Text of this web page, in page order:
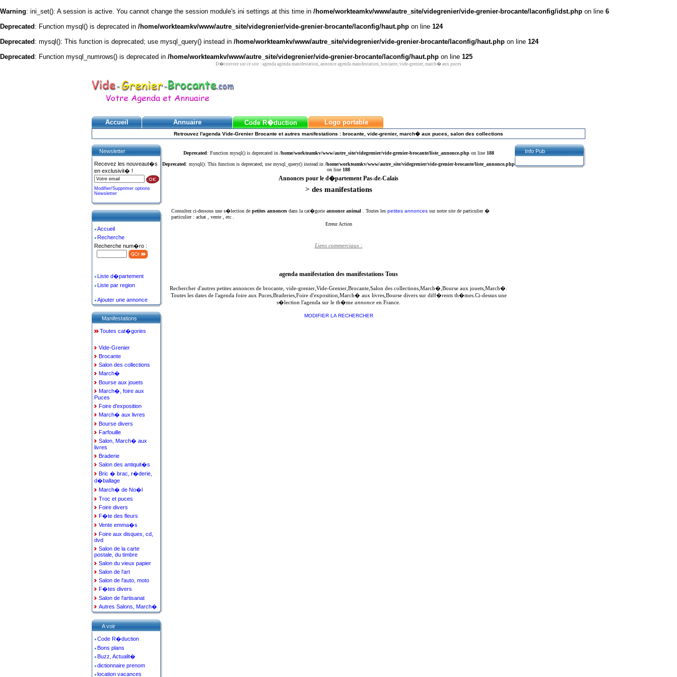
Warning: ini_set(): A session is active. You cannot change the session module's ini settings at this time in /home/workteamkv/www/autre_site/videgrenier/vide-grenier-brocante/laconfig/idst.php on line 6
Deprecated : Function mysql() is deprecated in /home/workteamkv/www/autre_site/videgrenier/vide-grenier-brocante/laconfig/haut.php on line 124
Deprecated : mysql(): This function is deprecated; use mysql_query() instead in /home/workteamkv/www/autre_site/videgrenier/vide-grenier-brocante/laconfig/haut.php on line 124
Deprecated : Function mysql_numrows() is deprecated in /home/workteamkv/www/autre_site/videgrenier/vide-grenier-brocante/laconfig/haut.php on line 125
D�couvrez sur ce site : agenda agenda manifestation, annonce agenda manifestation, brocante, vide-grenier, march� aux puces
Accueil Annuaire Code R�duction Logo portable
Retrouvez l'agenda Vide-Grenier Brocante et autres manifestations : brocante, vide-grenier, march� aux puces, salon des collections
Deprecated: Function mysql() is deprecated in /home/workteamkv/www/autre_site/videgrenier/vide-grenier-brocante/liste_annonce.phpon line 188
Deprecated: mysql(): This function is deprecated; use mysql_query() instead in /home/workteamkv/www/autre_site/videgrenier/vide-grenier-brocante/liste_annonce.php
on line 188
Annonces pour le d�partement Pas-de-Calais
> des manifestations
Consultez ci-dessous une s�lection de petites annonces dans la cat�gorie annonce animal . Toutes les petites annonces sur notre site de particulier �
particulier : achat , vente , etc .
Erreur Action
Liens commerciaux :
agenda manifestation des manifestations Tous
Rechercher d'autres petites annonces de brocante, vide-grenier,Vide-Grenier,Brocante,Salon des collections,March�,Bourse aux jouets,March�.
Toutes les dates de l'agenda foire aux Puces,Braderies,Foire d'exposition,March� aux livres,Bourse divers sur diff�rents th�mes.Ci-dessus une
s�lection l'agenda sur le th�me annonce en France.
MODIFIER LA RECHERCHER
Newsletter
Recevez les nouveaut�s
en exclusivit� !
Modifier/Supprimer options
Newsletter
Accueil
Recherche
Recherche num�ro :
Liste d�partement
Liste par region
Ajouter une annonce
Manifestations
Toutes cat�gories
Vide-Grenier
Brocante
Salon des collections
March�
Bourse aux jouets
March�, foire aux
Puces
Foire d'exposition
March� aux livres
Bourse divers
Farfouille
Salon, March� aux
livres
Braderie
Salon des antiquit�s
Bric � brac, r�derie,
d�ballage
March� de No�l
Troc et puces
Foire divers
F�te des fleurs
Vente emma�s
Foire aux disques, cd,
dvd
Salon de la carte
postale, du timbre
Salon du vieux papier
Salon de l'art
Salon de l'auto, moto
F�tes divers
Salon de l'artisanat
Autres Salons, March�
A voir
Code R�duction
Bons plans
Buzz, Actualit�
dictionnaire prenom
location vacances
Info Pub